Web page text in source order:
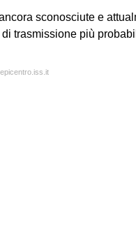
sconosciute e
trasmissione più